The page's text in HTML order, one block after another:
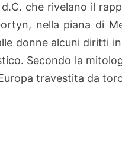
che rivelano il
nella piana di
donne alcuni diritti
Secondo la
travestita da